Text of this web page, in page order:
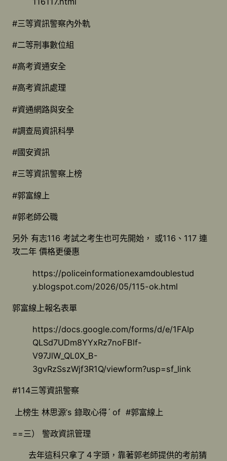
#三等資訊警察內外軌
#二等刑事數位組
#高考資通安全
#高考資訊處理
#資通網路與安全
#調查局資訊科學
#國安資訊
#三等資訊警察上榜
#郭富線上
#郭老師公職
另外 有志116 考試之考生也可先開始， 或116、117 連
攻二年 價格更優惠
https://policeinformationexamdoublestud
y.blogspot.com/2026/05/115-ok.html
郭富線上報名表單
https://docs.google.com/forms/d/e/1FAIp
QLSd7UDm8YYxRz7noFBlf-
V97JlW_QL0X_B-
3gvRzSszWjf3R1Q/viewform?usp=sf_link
#114三等資訊警察
上榜生 林思源’s 錄取心得ˊ of #郭富線上
==三） 警政資訊管理
去年這科只拿了４字頭，靠著郭老師提供的考前猜